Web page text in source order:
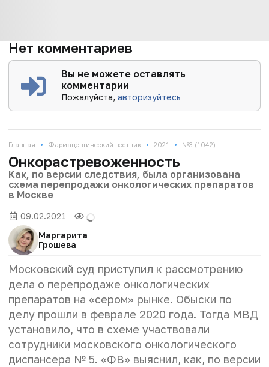
Нет комментариев
Вы не можете оставлять
комментарии
Пожалуйста,авторизуйтесь
Главная • Фармацевтический вестник • 2021 • №3 (1042)
Онкорастревоженность
Как, по версии следствия, была организована
схема перепродажи онкологических препаратов
в Москве
09.02.2021
Маргарита
Грошева
Московский суд приступил к рассмотрению
дела о перепродаже онкологических
препаратов на «сером» рынке. Обыски по
делу прошли в феврале 2020 года. Тогда МВД
установило, что в схеме участвовали
сотрудники московского онкологического
диспансера № 5. «ФВ» выяснил, как, по версии